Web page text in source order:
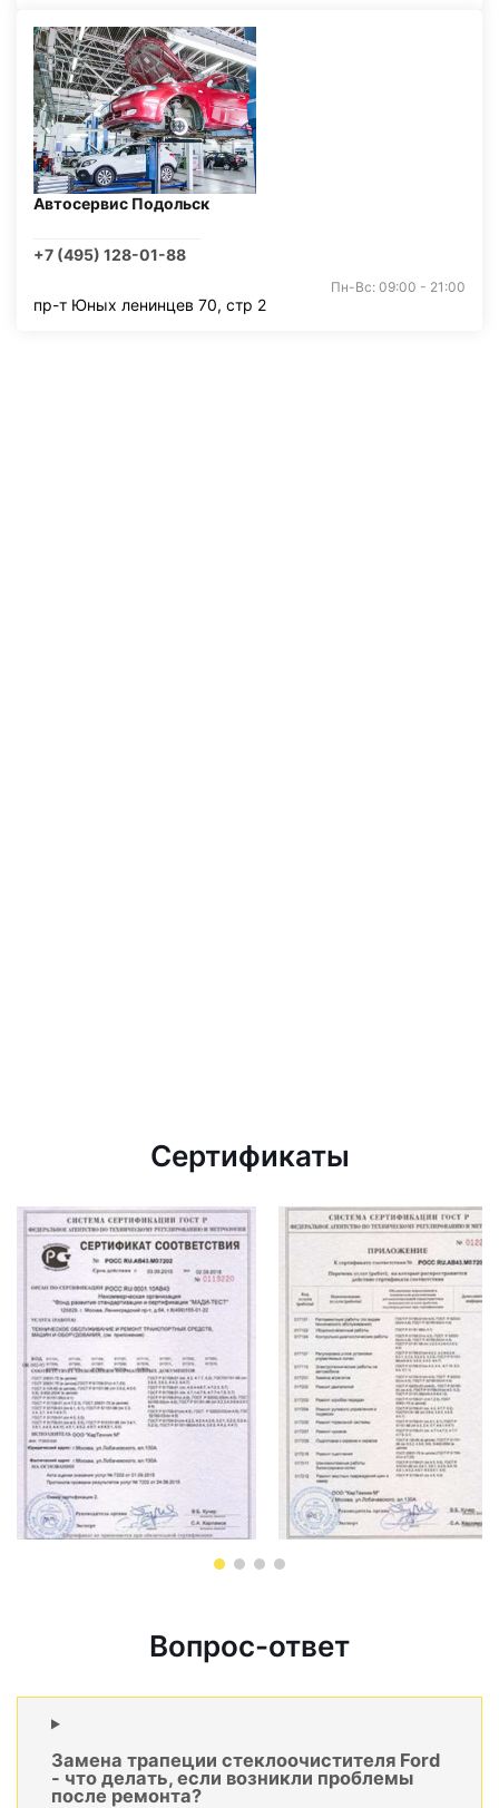
Автосервис Подольск
+7 (495) 128-01-88
Пн-Вс: 09:00 - 21:00
пр-т Юных ленинцев 70, стр 2
Сертификаты
Вопрос-ответ
Замена трапеции стеклоочистителя Ford
- что делать, если возникли проблемы
после ремонта?